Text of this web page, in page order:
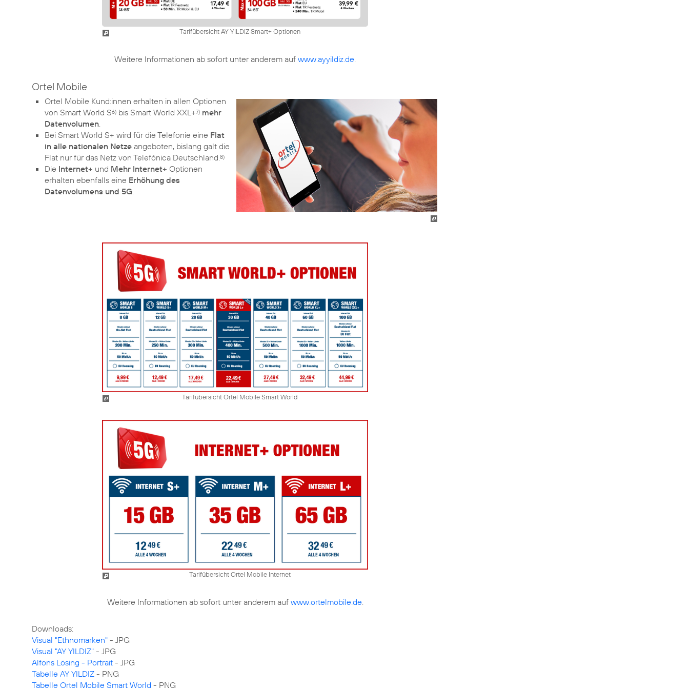
Tarifübersicht AY YILDIZ Smart+ Optionen
Weitere Informationen ab sofort unter anderem aufwww.ayyildiz.de
Ortel Mobile
Ortel Mobile Kund:innen erhalten in allen Optionen
von Smart World S6) bis Smart World XXL+7) mehr
Datenvolumen
Bei Smart World S+ wird für die Telefonie eine Flat
in alle nationalen Netze angeboten, bislang galt die
Flat nur für das Netz von Telefónica Deutschland. 8)
Die Internet+ und Mehr Internet+ Optionen
erhalten ebenfalls eine Erhöhung des
Datenvolumens und 5G
Tarifübersicht Ortel Mobile Smart World
Tarifübersicht Ortel Mobile Internet
Weitere Informationen ab sofort unter anderem auf www.ortelmobile.de.
Visual "Ethnomarken"
Visual "AY YILDIZ"
Alfons Lösing - Portrait
Tabelle AY YILDIZ
Tabelle Ortel Mobile Smart World